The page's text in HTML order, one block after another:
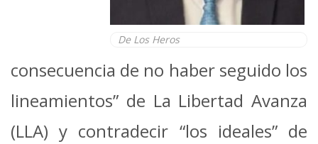
De Los Heros
consecuencia de no haber seguido los
lineamientos” de La Libertad Avanza
(LLA) y contradecir “los ideales” de